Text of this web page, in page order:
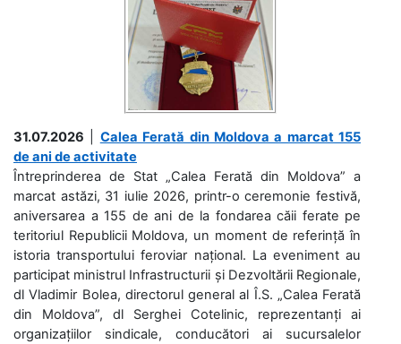
31.07.2026
Calea Ferată din Moldova a marcat 155
de ani de activitate
Întreprinderea de Stat „Calea Ferată din Moldova” a
marcat astăzi, 31 iulie 2026, printr-o ceremonie festivă,
aniversarea a 155 de ani de la fondarea căii ferate pe
teritoriul Republicii Moldova, un moment de referință în
istoria transportului feroviar național. La eveniment au
participat ministrul Infrastructurii și Dezvoltării Regionale,
dl Vladimir Bolea, directorul general al Î.S. „Calea Ferată
din Moldova”, dl Serghei Cotelinic, reprezentanți ai
organizațiilor sindicale, conducători ai sucursalelor